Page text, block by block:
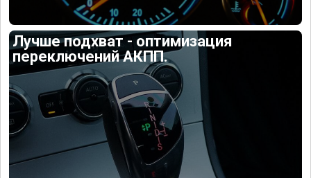
Лучше подхват - оптимизация
переключений АКПП.